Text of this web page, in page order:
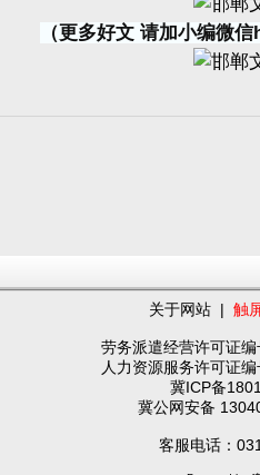
（更多好文 请加小编微
关于网站 | 触
劳务派遣经营许可证
人力资源服务许可证
冀ICP备
冀公网安备
客服电话：